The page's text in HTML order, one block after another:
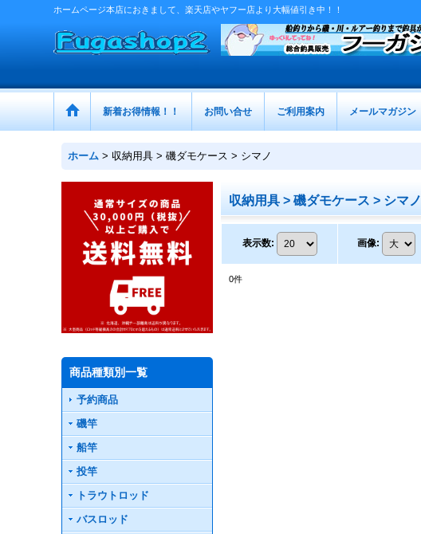
ホームページ本店におきまして、楽天店やヤフー店より大幅値引き中！！
新着お得情報！！ お問い合せ ご利用案内 メールマガジン
ホーム > 収納用具 > 磯ダモケース > シマノ
商品種類別一覧
予約商品
磯竿
船竿
投竿
トラウトロッド
バスロッド
収納用具 > 磯ダモケース > シマノ
表示数: 画像:
0件